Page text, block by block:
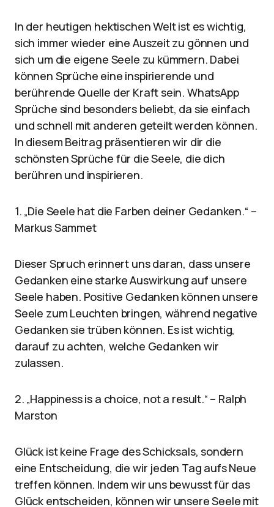
In der heutigen hektischen Welt ist es wichtig,
sich immer wieder eine Auszeit zu gönnen und
sich um die eigene Seele zu kümmern. Dabei
können Sprüche eine inspirierende und
berührende Quelle der Kraft sein. WhatsApp
Sprüche sind besonders beliebt, da sie einfach
und schnell mit anderen geteilt werden können.
In diesem Beitrag präsentieren wir dir die
schönsten Sprüche für die Seele, die dich
berühren und inspirieren.
1. „Die Seele hat die Farben deiner Gedanken.“ –
Markus Sammet
Dieser Spruch erinnert uns daran, dass unsere
Gedanken eine starke Auswirkung auf unsere
Seele haben. Positive Gedanken können unsere
Seele zum Leuchten bringen, während negative
Gedanken sie trüben können. Es ist wichtig,
darauf zu achten, welche Gedanken wir
zulassen.
2. „Happiness is a choice, not a result.“ – Ralph
Marston
Glück ist keine Frage des Schicksals, sondern
eine Entscheidung, die wir jeden Tag aufs Neue
treffen können. Indem wir uns bewusst für das
Glück entscheiden, können wir unsere Seele mit